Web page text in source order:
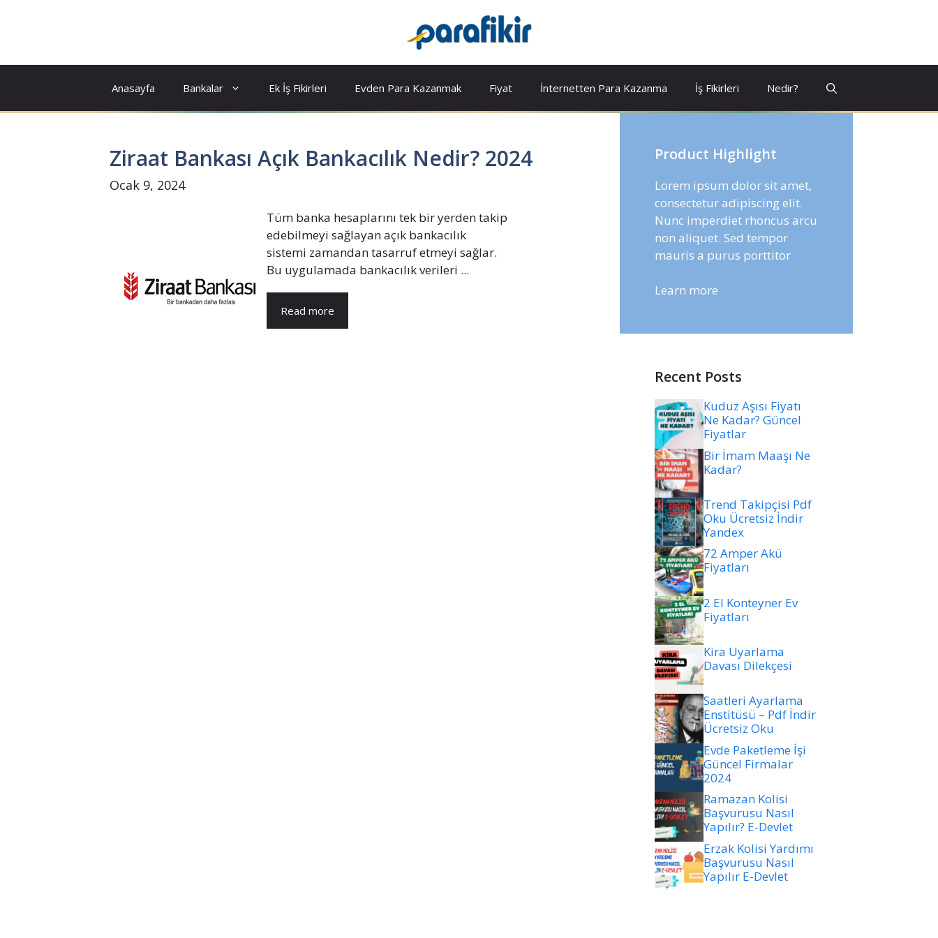
Anasayfa Bankalar Ek İş Fikirleri Evden Para Kazanmak Fiyat İnternetten Para Kazanma İş Fikirleri Nedir?
Ziraat Bankası Açık Bankacılık Nedir? 2024
Ocak 9, 2024
Tüm banka hesaplarını tek bir yerden takip
edebilmeyi sağlayan açık bankacılık
sistemi zamandan tasarruf etmeyi sağlar.
Bu uygulamada bankacılık verileri ...
Read more
Product Highlight
Lorem ipsum dolor sit amet,
consectetur adipiscing elit.
Nunc imperdiet rhoncus arcu
non aliquet. Sed tempor
mauris a purus porttitor
Learn more
Recent Posts
Kuduz Aşısı Fiyatı
Ne Kadar? Güncel
Fiyatlar
Bir İmam Maaşı Ne
Kadar?
Trend Takipçisi Pdf
Oku Ücretsiz İndir
Yandex
72 Amper Akü
Fiyatları
2 El Konteyner Ev
Fiyatları
Kira Uyarlama
Davası Dilekçesi
Saatleri Ayarlama
Enstitüsü – Pdf İndir
Ücretsiz Oku
Evde Paketleme İşi
Güncel Firmalar
2024
Ramazan Kolisi
Başvurusu Nasıl
Yapılır? E-Devlet
Erzak Kolisi Yardımı
Başvurusu Nasıl
Yapılır E-Devlet